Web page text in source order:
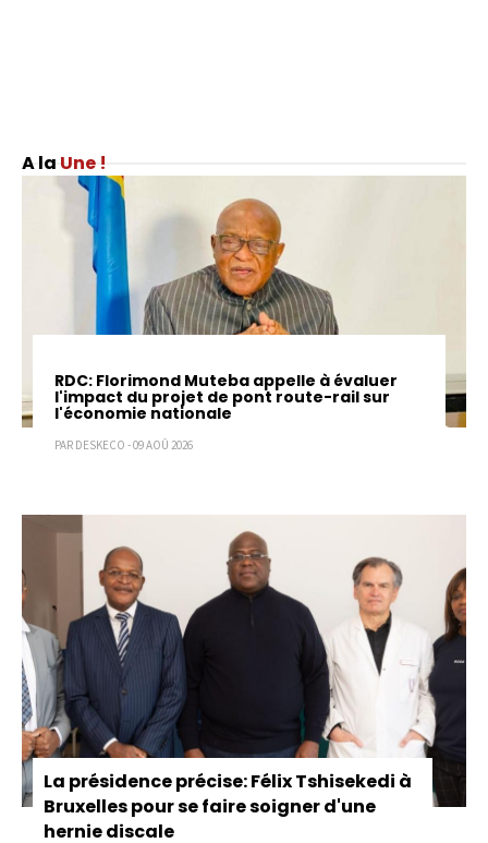
Une !
RDC: Florimond Muteba appelle à évaluer
l'impact du projet de pont route-rail sur
l'économie nationale
PAR DESKECO - 09 AOÛ 2026
La présidence précise: Félix Tshisekedi à
Bruxelles pour se faire soigner d'une
hernie discale
Pagination